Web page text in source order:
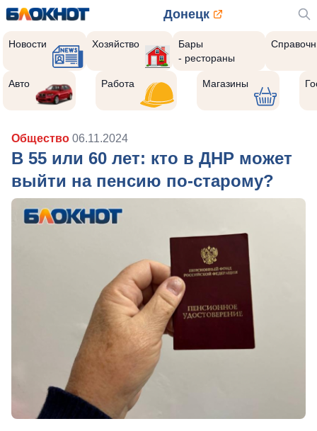
Донецк
Новости Хозяйство
Бары
- рестораны
Авто Работа Магазины
Общество 06.11.2024
В 55 или 60 лет: кто в ДНР может
выйти на пенсию по-старому?